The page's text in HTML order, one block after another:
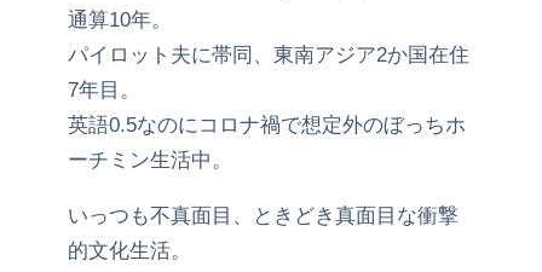
通算10年。
パイロット夫に帯同、東南アジア2か国在住
7年目。
英語0.5なのにコロナ禍で想定外のぼっちホ
ーチミン生活中。
いっつも不真面目、ときどき真面目な衝撃
的文化生活。